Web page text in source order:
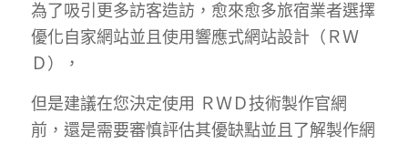
為了吸引更多訪客造訪，愈來愈多旅宿業者選擇
優化自家網站並且使用響應式網站設計（ＲＷ
Ｄ）
，
但是建議在您決定使用 ＲＷＤ技術製作官網
前，還是需要審慎評估其優缺點並且了解製作網